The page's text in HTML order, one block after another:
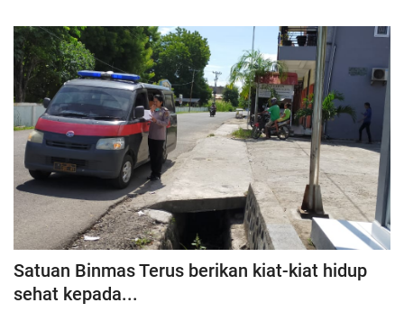
Satuan Binmas Terus berikan kiat-kiat hidup
sehat kepada...